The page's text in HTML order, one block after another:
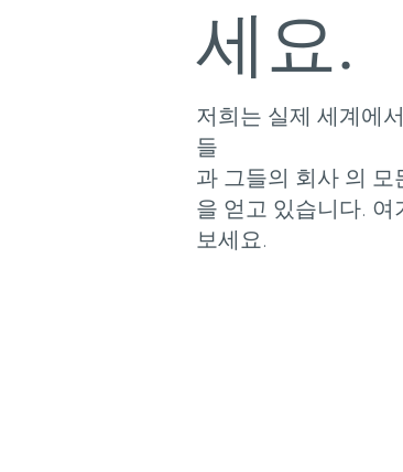
세요.
저희는 실제 세계에
들
과 그들의 회사 의
을 얻고 있습니다.
보세요.